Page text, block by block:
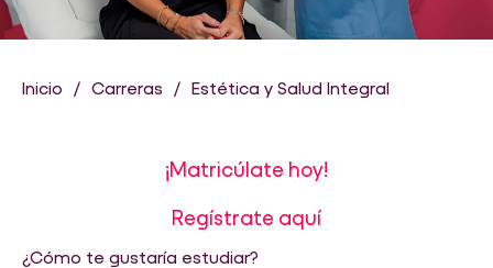
Inicio Carreras Estética y Salud Integral
¡Matricúlate hoy!
Regístrate aquí
¿Cómo te gustaría estudiar?